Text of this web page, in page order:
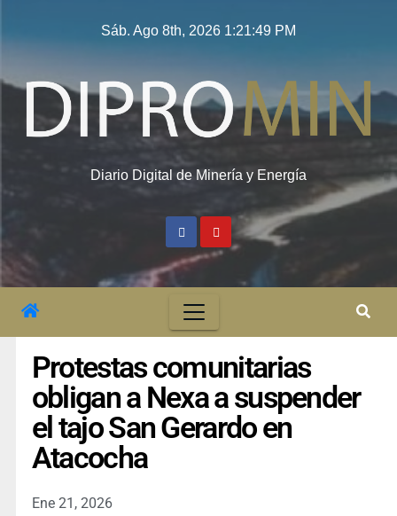
Sáb. Ago 8th, 2026 1:21:49 PM
Diario Digital de Minería y Energía
Protestas comunitarias
obligan a Nexa a suspender
el tajo San Gerardo en
Atacocha
Ene 21, 2026